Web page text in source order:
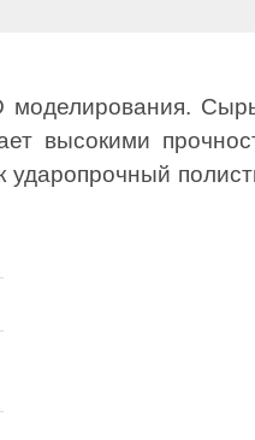
моделирования.
высокими